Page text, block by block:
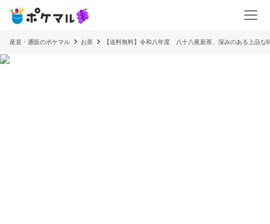
産直・通販のポケマル お茶 【送料無料】令和八年度 八十八夜新茶、深みのある上品な